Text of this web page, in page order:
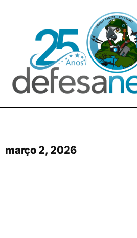
março 2, 2026